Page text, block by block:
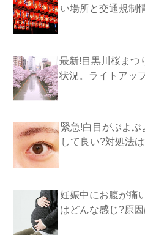
い場所と交通規制
最新!目黒川桜まつ
状況。ライトアッ
緊急!白目がぶよ
して良い?対処法
妊娠中にお腹が痛
はどんな感じ?原